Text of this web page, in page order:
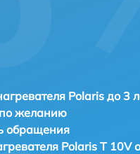
Polaris до 3
желанию
обращения
Polaris T 10V